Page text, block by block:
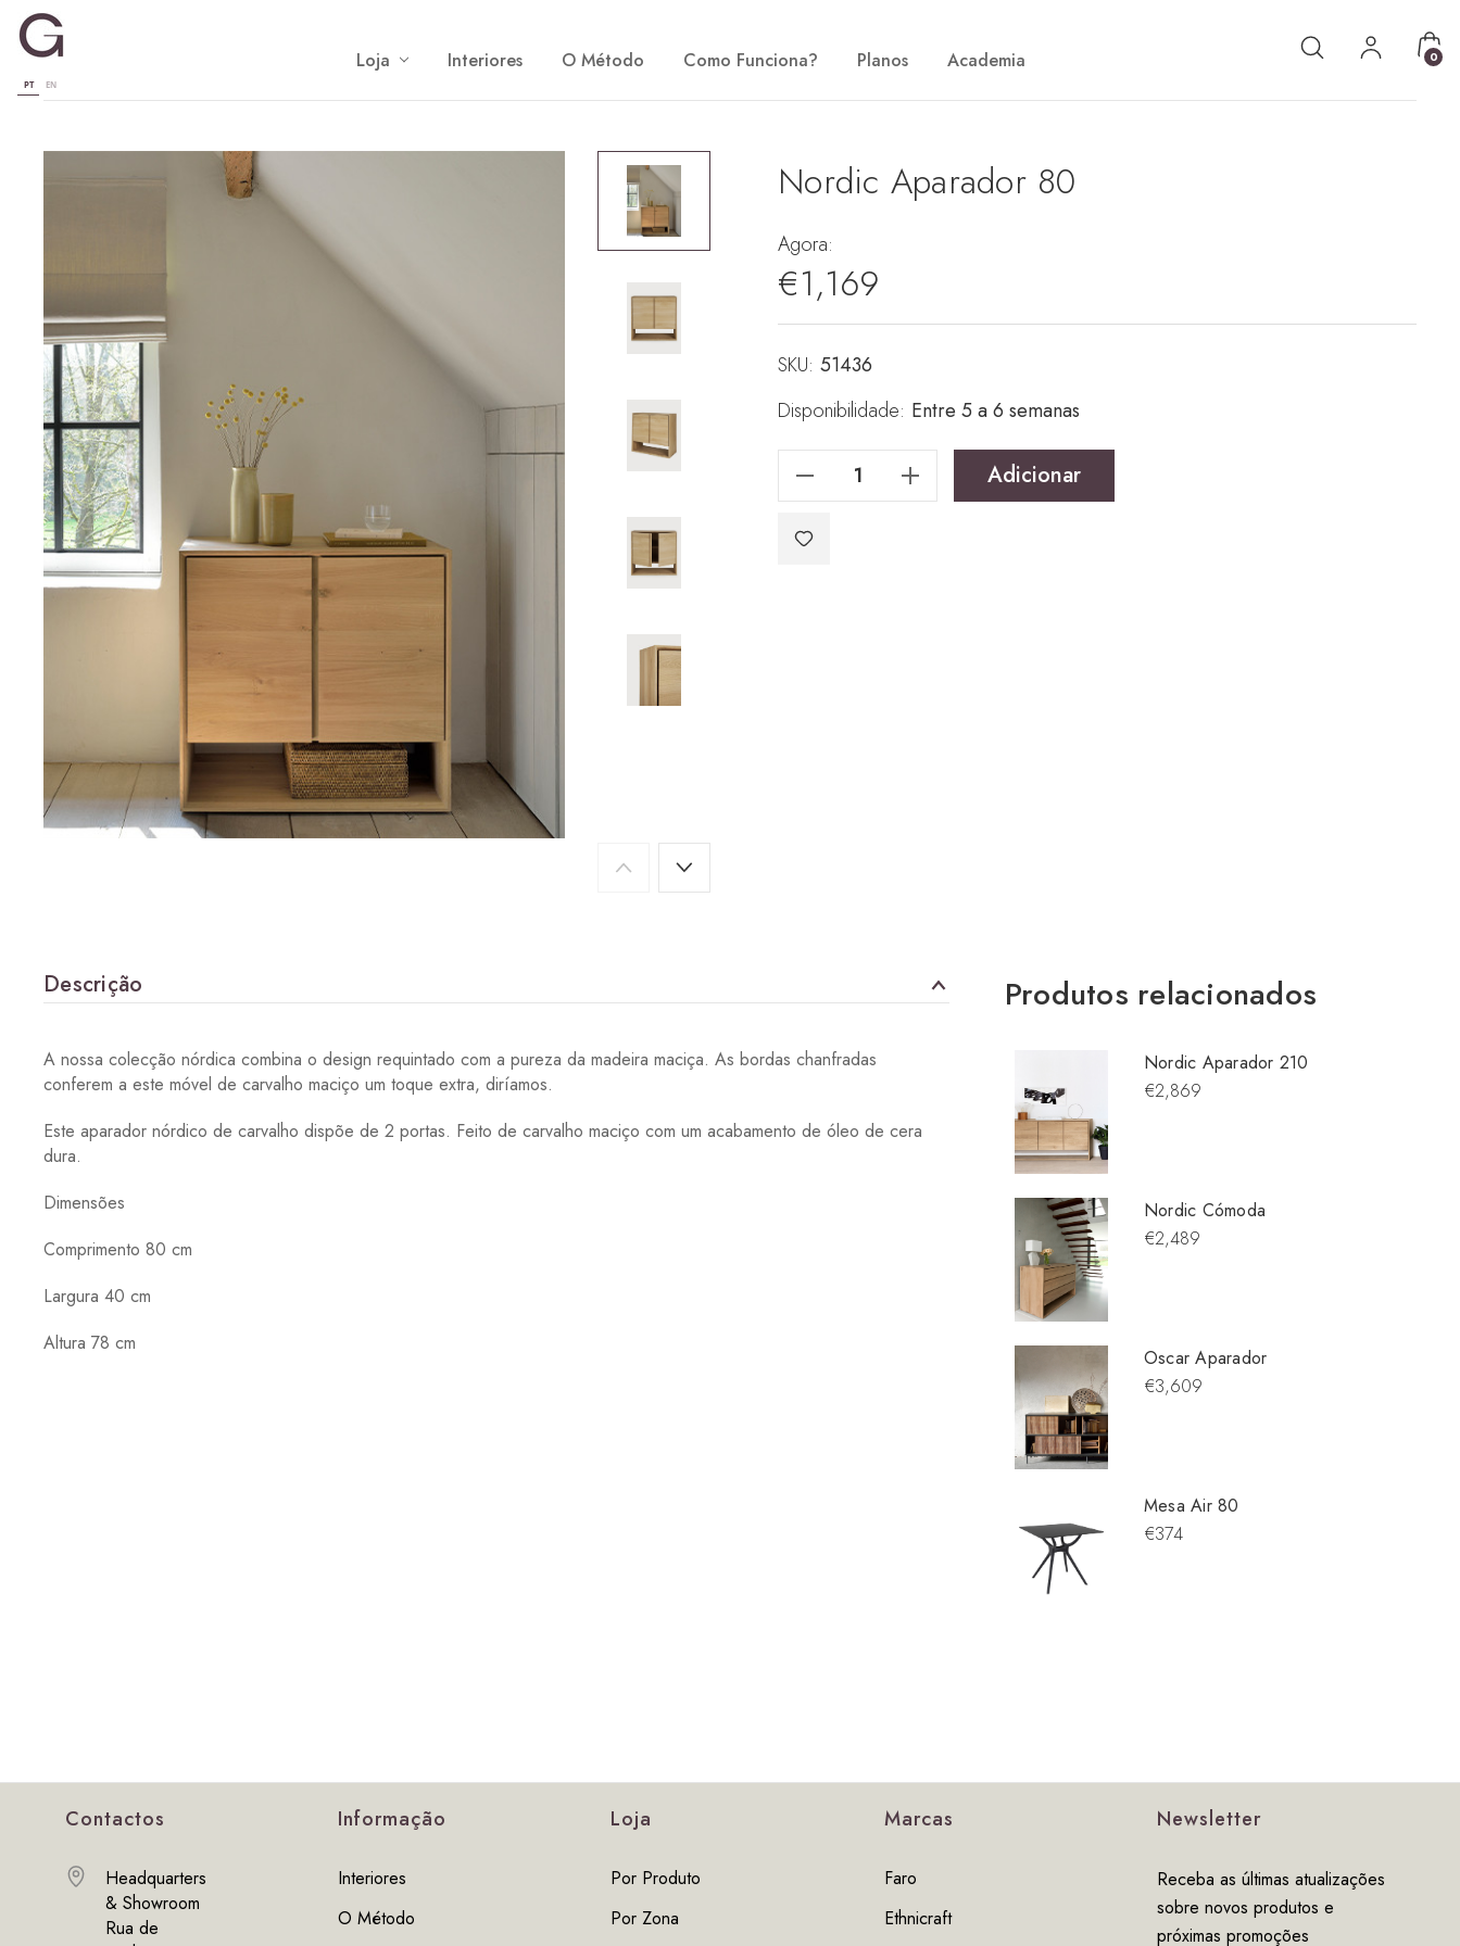
PT EN
Loja Interiores O Método Como Funciona? Planos Academia 0
Nordic Aparador 80
Agora:
€1,169
SKU: 51436
Disponibilidade: Entre 5 a 6 semanas
Stock
Reduzir Quantidade De Nordic Aparador 80 Adicionar
Descrição
A nossa colecção nórdica combina o design requintado com a pureza da madeira maciça. As bordas chanfradas
conferem a este móvel de carvalho maciço um toque extra, diríamos.
Este aparador nórdico de carvalho dispõe de 2 portas. Feito de carvalho maciço com um acabamento de óleo de cera
dura.
Dimensões
Comprimento 80 cm
Largura 40 cm
Altura 78 cm
Produtos relacionados
Nordic Aparador 210
€2,869
Nordic Cómoda
€2,489
Oscar Aparador
€3,609
Mesa Air 80
€374
Contactos
Headquarters
& Showroom
Rua de
Informação
Interiores
O Método
Loja
Por Produto
Por Zona
Marcas
Faro
Ethnicraft
Newsletter
Receba as últimas atualizações
sobre novos produtos e
próximas promoções